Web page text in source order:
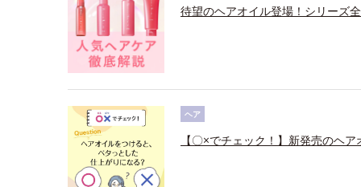
待望のヘアオイル登場！シリーズ
ヘア
【〇×でチェック！】新発売のヘ